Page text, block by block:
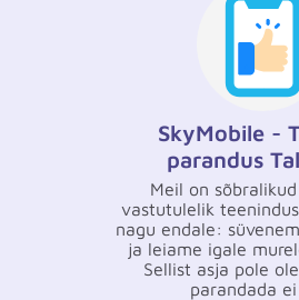
SkyMobile -
parandus
Meil on
vastutulelik
nagu endale:
ja leiame igale
Sellist asja pole
parandada